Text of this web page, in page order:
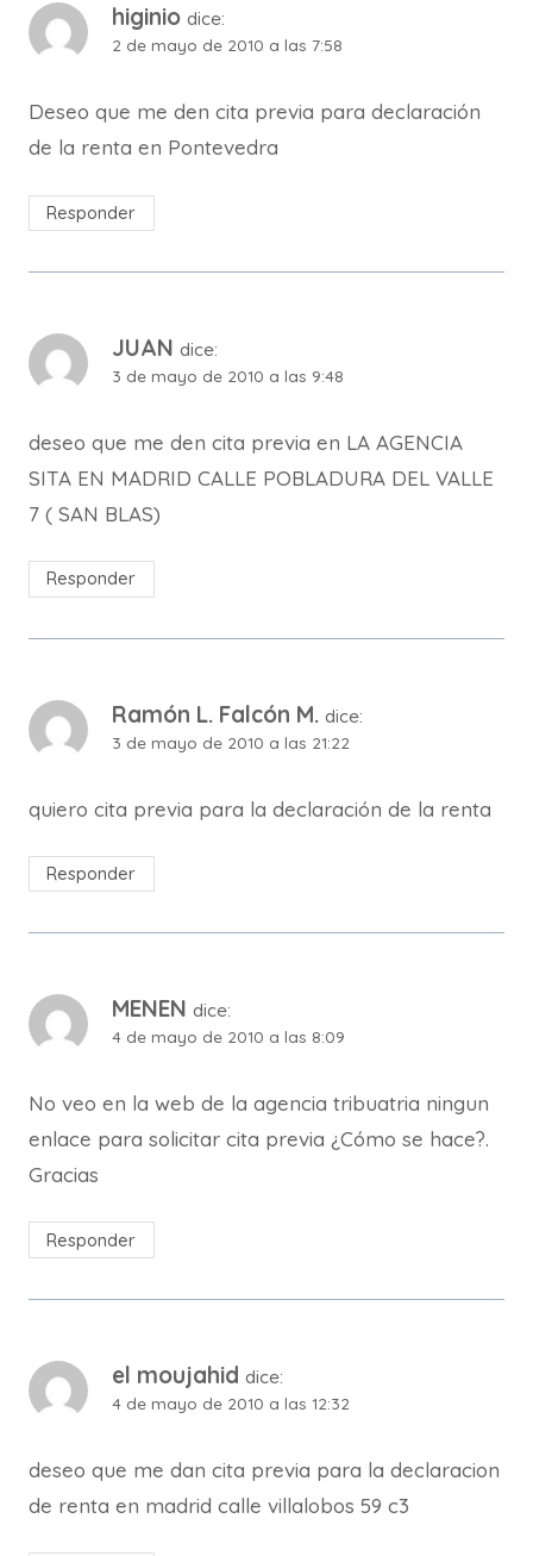
higinio dice:
2 de mayo de 2010 a las 7:58
Deseo que me den cita previa para declaración
de la renta en Pontevedra
Responder
JUAN dice:
3 de mayo de 2010 a las 9:48
deseo que me den cita previa en LA AGENCIA
SITA EN MADRID CALLE POBLADURA DEL VALLE
7 ( SAN BLAS)
Responder
Ramón L. Falcón M. dice:
3 de mayo de 2010 a las 21:22
quiero cita previa para la declaración de la renta
Responder
MENEN dice:
4 de mayo de 2010 a las 8:09
No veo en la web de la agencia tribuatria ningun
enlace para solicitar cita previa ¿Cómo se hace?.
Gracias
Responder
el moujahid dice:
4 de mayo de 2010 a las 12:32
deseo que me dan cita previa para la declaracion
de renta en madrid calle villalobos 59 c3